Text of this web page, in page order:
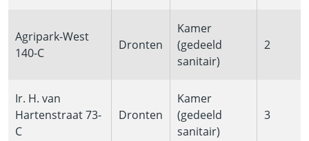
Agripark-West
140-C
Dronten
Kamer
(gedeeld
sanitair)
2
Ir. H. van
Hartenstraat 73-
C
Dronten
Kamer
(gedeeld
sanitair)
3